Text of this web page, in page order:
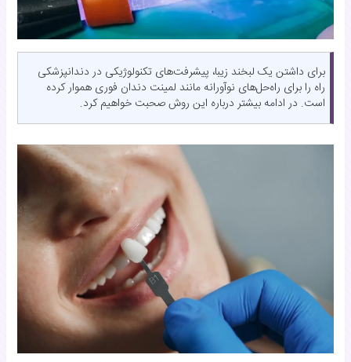
برای داشتن یک لبخند زیبا، پیشرفت‌های تکنولوژیکی در دندانپزشکی
راه را برای راه‌حل‌های نوآورانه مانند لمینت دندان فوری هموار کرده
است. در ادامه بیشتر درباره این روش صحبت خواهیم کرد.